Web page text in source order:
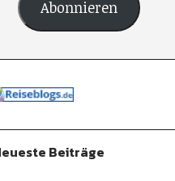
Abonnieren
Beiträge